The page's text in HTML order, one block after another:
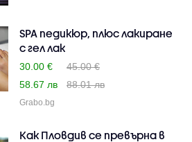
SPA педикюр, плюс лакиране
с гел лак
30.00 €
45.00 €
58.67 лв
88.01 лв
Grabo.bg
Как Пловдив се превърна в